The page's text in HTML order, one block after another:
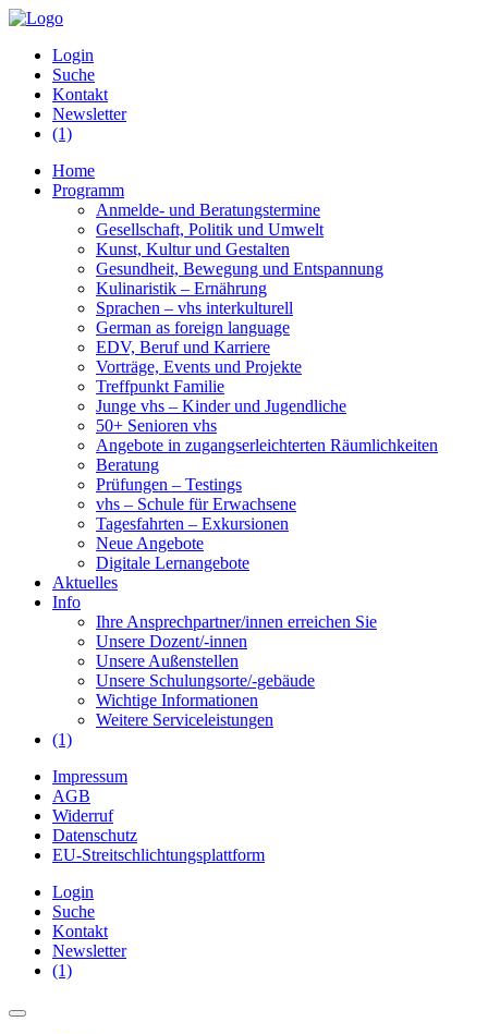
Login
Suche
Kontakt
Newsletter
(1)
Home
Programm
Anmelde- und Beratungstermine
Gesellschaft, Politik und Umwelt
Kunst, Kultur und Gestalten
Gesundheit, Bewegung und Entspannung
Kulinaristik – Ernährung
Sprachen – vhs interkulturell
German as foreign language
EDV, Beruf und Karriere
Vorträge, Events und Projekte
Treffpunkt Familie
Junge vhs – Kinder und Jugendliche
50+ Senioren vhs
Angebote in zugangserleichterten Räumlichkeiten
Beratung
Prüfungen – Testings
vhs – Schule für Erwachsene
Tagesfahrten – Exkursionen
Neue Angebote
Digitale Lernangebote
Aktuelles
Info
Ihre Ansprechpartner/innen erreichen Sie
Unsere Dozent/-innen
Unsere Außenstellen
Unsere Schulungsorte/-gebäude
Wichtige Informationen
Weitere Serviceleistungen
(1)
Impressum
AGB
Widerruf
Datenschutz
EU-Streitschlichtungsplattform
Login
Suche
Kontakt
Newsletter
(1)